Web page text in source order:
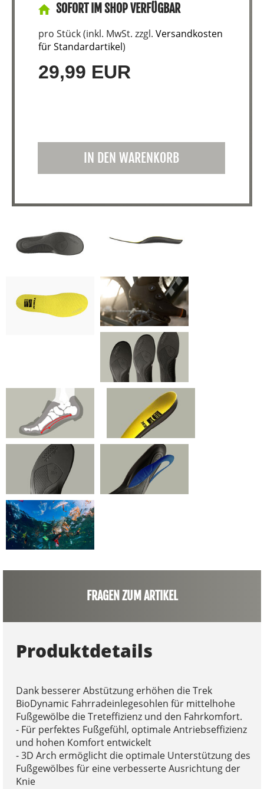
SOFORT IM SHOP VERFÜGBAR
pro Stück (inkl. MwSt. zzgl. Versandkosten
für Standardartikel)
29,99 EUR
IN DEN WARENKORB
FRAGEN ZUM ARTIKEL
Produktdetails
Dank besserer Abstützung erhöhen die Trek
BioDynamic Fahrradeinlegesohlen für mittelhohe
Fußgewölbe die Treteffizienz und den Fahrkomfort.
- Für perfektes Fußgefühl, optimale Antriebseffizienz
und hohen Komfort entwickelt
- 3D Arch ermöglicht die optimale Unterstützung des
Fußgewölbes für eine verbesserte Ausrichtung der
Knie